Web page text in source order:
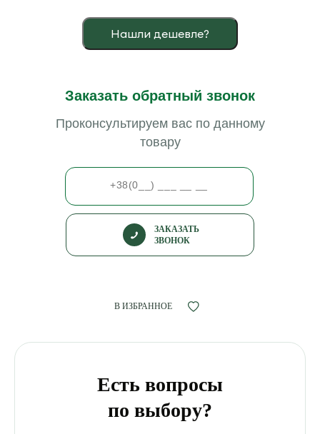
Нашли дешевле?
Заказать обратный звонок
Проконсультируем вас по данному
товару
ЗАКАЗАТЬ
ЗВОНОК
В ИЗБРАННОЕ
Есть вопросы
по выбору?